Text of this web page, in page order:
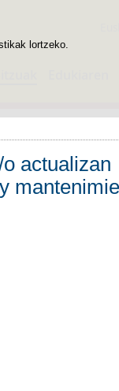
lortzeko.
actualizan